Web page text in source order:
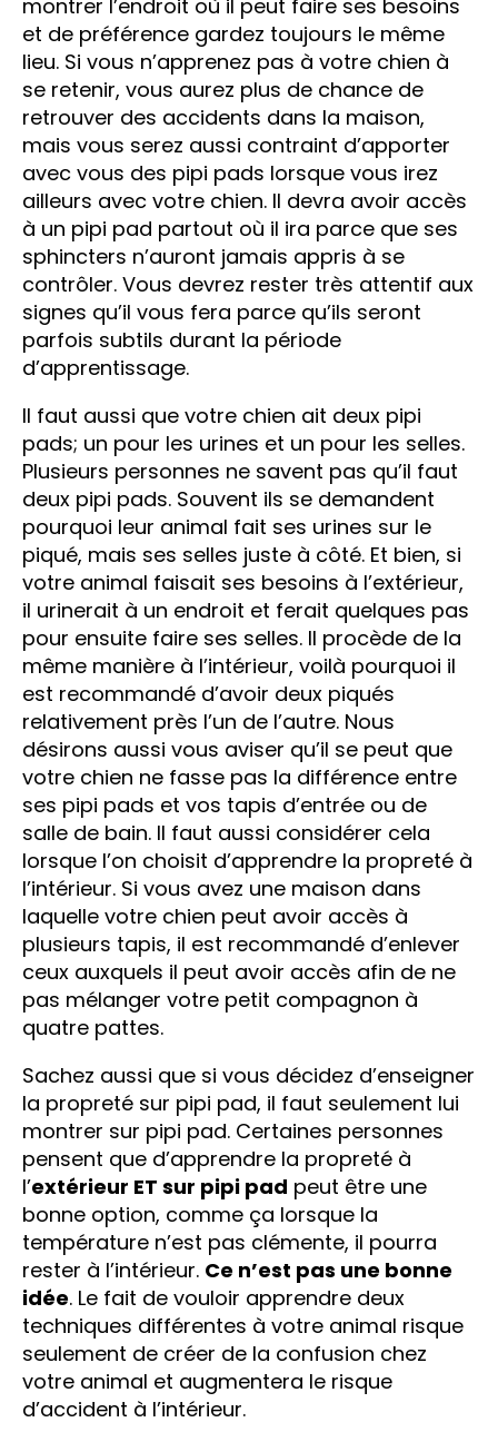
montrer l’endroit où il peut faire ses besoins
et de préférence gardez toujours le même
lieu. Si vous n’apprenez pas à votre chien à
se retenir, vous aurez plus de chance de
retrouver des accidents dans la maison,
mais vous serez aussi contraint d’apporter
avec vous des pipi pads lorsque vous irez
ailleurs avec votre chien. Il devra avoir accès
à un pipi pad partout où il ira parce que ses
sphincters n’auront jamais appris à se
contrôler. Vous devrez rester très attentif aux
signes qu’il vous fera parce qu’ils seront
parfois subtils durant la période
d’apprentissage.
Il faut aussi que votre chien ait deux pipi
pads; un pour les urines et un pour les selles.
Plusieurs personnes ne savent pas qu’il faut
deux pipi pads. Souvent ils se demandent
pourquoi leur animal fait ses urines sur le
piqué, mais ses selles juste à côté. Et bien, si
votre animal faisait ses besoins à l’extérieur,
il urinerait à un endroit et ferait quelques pas
pour ensuite faire ses selles. Il procède de la
même manière à l’intérieur, voilà pourquoi il
est recommandé d’avoir deux piqués
relativement près l’un de l’autre. Nous
désirons aussi vous aviser qu’il se peut que
votre chien ne fasse pas la différence entre
ses pipi pads et vos tapis d’entrée ou de
salle de bain. Il faut aussi considérer cela
lorsque l’on choisit d’apprendre la propreté à
l’intérieur. Si vous avez une maison dans
laquelle votre chien peut avoir accès à
plusieurs tapis, il est recommandé d’enlever
ceux auxquels il peut avoir accès afin de ne
pas mélanger votre petit compagnon à
quatre pattes.
Sachez aussi que si vous décidez d’enseigner
la propreté sur pipi pad, il faut seulement lui
montrer sur pipi pad. Certaines personnes
pensent que d’apprendre la propreté à
l’extérieur ET sur pipi pad peut être une
bonne option, comme ça lorsque la
température n’est pas clémente, il pourra
rester à l’intérieur. Ce n’est pas une bonne
idée. Le fait de vouloir apprendre deux
techniques différentes à votre animal risque
seulement de créer de la confusion chez
votre animal et augmentera le risque
d’accident à l’intérieur.